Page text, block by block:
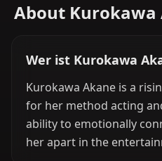
About Kurokawa
Wer ist Kurokawa
Kurokawa Akane is a
for her method acting
ability to emotionally
her apart in the